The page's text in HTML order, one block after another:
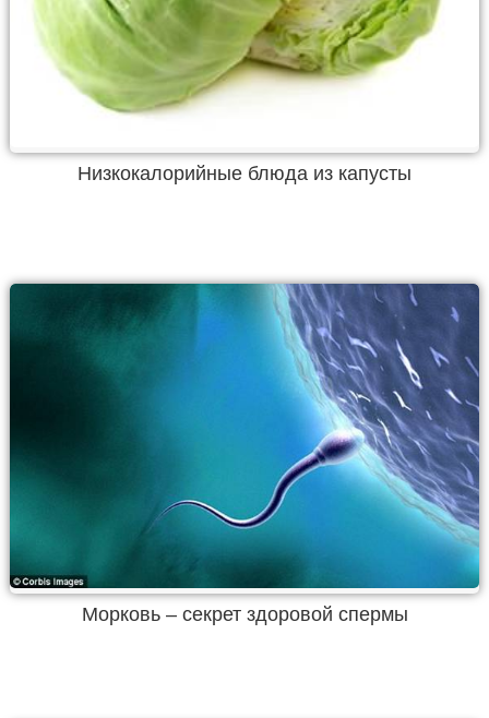
Низкокалорийные блюда из капусты
Морковь – секрет здоровой спермы